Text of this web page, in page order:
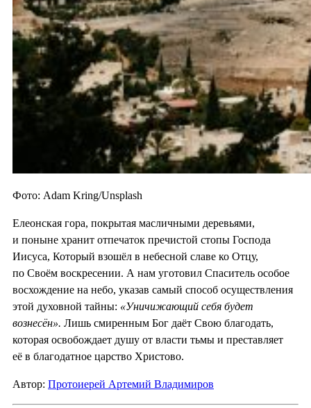
Фото: Adam Kring/Unsplash
Елеонская гора, покрытая масличными деревьями,
и поныне хранит отпечаток пречистой стопы Господа
Иисуса, Который взошёл в небесной славе ко Отцу,
по Своём воскресении. А нам уготовил Спаситель особое
восхождение на небо, указав самый способ осуществления
этой духовной тайны: «Уничижающий себя будет
вознесён». Лишь смиренным Бог даёт Свою благодать,
которая освобождает душу от власти тьмы и преставляет
её в благодатное царство Христово.
Автор: Протоиерей Артемий Владимиров